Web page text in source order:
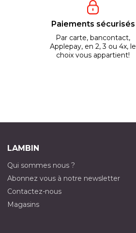
Paiements sécurisés
Par carte, bancontact,
Applepay, en 2, 3 ou 4x, le
choix vous appartient!
LAMBIN
Qui sommes nous ?
Abonnez vous à notre newsletter
Contactez-nous
Magasins